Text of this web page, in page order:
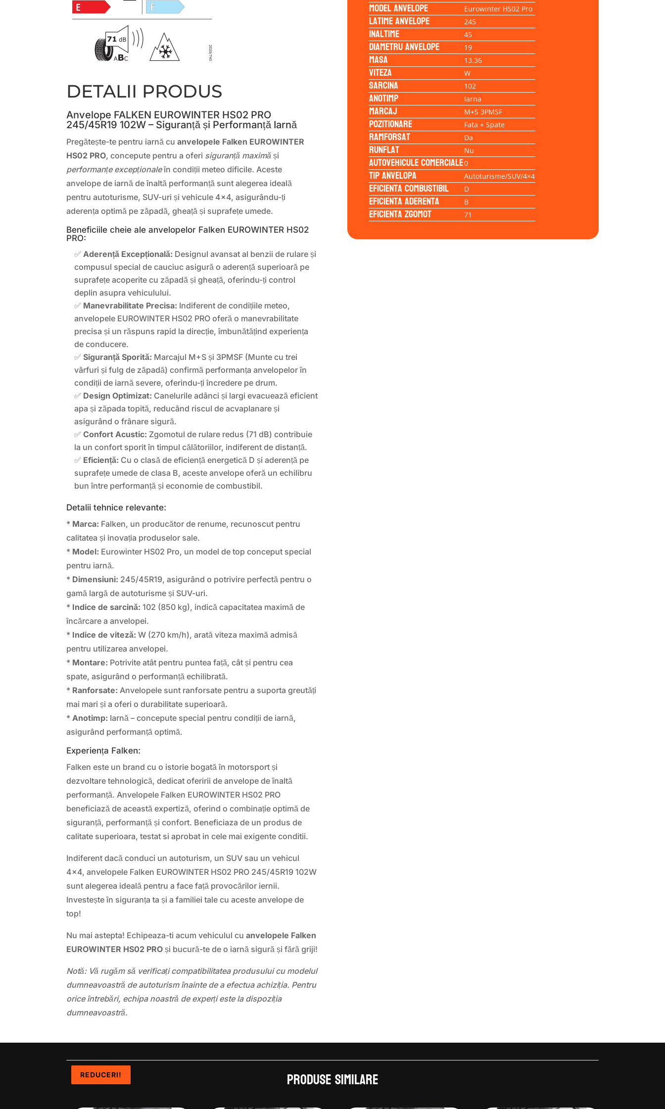
DETALII PRODUS
Anvelope FALKEN EUROWINTER HS02 PRO
245/45R19 102W – Siguranță și Performanță Iarnă
Pregătește-te pentru iarnă cuanvelopele Falken EUROWINTER
HS02 PRO, concepute pentru a oferi siguranță maximă și
performanțe excepționaleîn condiții meteo dificile. Aceste
anvelope de iarnă de înaltă performanță sunt alegerea ideală
pentru autoturisme, SUV-uri și vehicule 4×4, asigurându-ți
aderența optimă pe zăpadă, gheață și suprafețe umede.
Beneficiile cheie ale anvelopelor Falken EUROWINTER HS02
PRO:
✅ Aderență Excepțională: Designul avansat al benzii de rulare și
compusul special de cauciuc asigură o aderență superioară pe
suprafețe acoperite cu zăpadă și gheață, oferindu-ți control
deplin asupra vehiculului.
✅ Manevrabilitate Precisa: Indiferent de condițiile meteo,
anvelopele EUROWINTER HS02 PRO oferă o manevrabilitate
precisa și un răspuns rapid la direcție, îmbunătățind experiența
de conducere.
✅Siguranță Sporită: Marcajul M+S și 3PMSF (Munte cu trei
vârfuri și fulg de zăpadă) confirmă performanța anvelopelor în
condiții de iarnă severe, oferindu-ți încredere pe drum.
✅ Design Optimizat: Canelurile adânci și largi evacuează eficient
apa și zăpada topită, reducând riscul de acvaplanare și
asigurând o frânare sigură.
✅Confort Acustic: Zgomotul de rulare redus (71 dB) contribuie
la un confort sporit în timpul călătoriilor, indiferent de distanță.
✅ Eficiență: Cu o clasă de eficiență energetică D și aderență pe
suprafețe umede de clasa B, aceste anvelope oferă un echilibru
bun între performanță și economie de combustibil.
Detalii tehnice relevante:
* Marca: Falken, un producător de renume, recunoscut pentru
calitatea și inovația produselor sale.
* Model: Eurowinter HS02 Pro, un model de top conceput special
pentru iarnă.
* Dimensiuni: 245/45R19, asigurând o potrivire perfectă pentru o
gamă largă de autoturisme și SUV-uri.
* Indice de sarcină: 102 (850 kg), indică capacitatea maximă de
încărcare a anvelopei.
* Indice de viteză: W (270 km/h), arată viteza maximă admisă
pentru utilizarea anvelopei.
* Montare: Potrivite atât pentru puntea față, cât și pentru cea
spate, asigurând o performanță echilibrată.
* Ranforsate: Anvelopele sunt ranforsate pentru a suporta greutăți
mai mari și a oferi o durabilitate superioară.
* Anotimp: Iarnă – concepute special pentru condiții de iarnă,
asigurând performanță optimă.
Experiența Falken:
Falken este un brand cu o istorie bogată în motorsport și
dezvoltare tehnologică, dedicat oferirii de anvelope de înaltă
performanță. Anvelopele Falken EUROWINTER HS02 PRO
beneficiază de această expertiză, oferind o combinație optimă de
siguranță, performanță și confort. Beneficiaza de un produs de
calitate superioara, testat si aprobat in cele mai exigente conditii.
Indiferent dacă conduci un autoturism, un SUV sau un vehicul
4×4, anvelopele Falken EUROWINTER HS02 PRO 245/45R19 102W
sunt alegerea ideală pentru a face față provocărilor iernii.
Investește în siguranța ta și a familiei tale cu aceste anvelope de
top!
Nu mai astepta! Echipeaza-ti acum vehiculul cuanvelopele Falken
EUROWINTER HS02 PRO și bucură-te de o iarnă sigură și fără griji!
Notă: Vă rugăm să verificați compatibilitatea produsului cu modelul
dumneavoastră de autoturism înainte de a efectua achiziția. Pentru
orice întrebări, echipa noastră de experți este la dispoziția
dumneavoastră.
Model anvelope Eurowinter HS02 Pro
Latime anvelope 245
Inaltime 45
Diametru anvelope 19
Masa 13.36
Viteza W
Sarcina 102
Anotimp Iarna
Marcaj M+S 3PMSF
Pozitionare Fata + Spate
Ramforsat Da
Runflat Nu
Autovehicule comerciale0
Tip anvelopa Autoturisme/SUV/4×4
Eficienta Combustibil D
Eficienta Aderenta B
Eficienta Zgomot 71
Produse similare
REDUCERI!
REDUCERI!
REDUCERI!
REDUCERI!